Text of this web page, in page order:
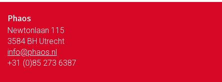
Phaos
Newtonlaan 115
3584 BH Utrecht
info@phaos.nl
+31 (0)85 273 6387